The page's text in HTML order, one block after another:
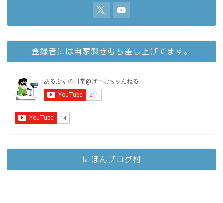
登録者には自家製きむち差し上げてます。
にほんブログ村